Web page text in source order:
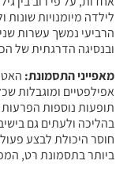
לילדה מיומנויות
הרביעי נמשך עשרות
ובנסיגה הדרגתית של
מאפייני התסמונת:
אפילפטיים ומוגבלות
תופעות נוספות
בהליכה ולעתים גם
חוסר היכולת לבצע
ביותר בתסמונת רט,